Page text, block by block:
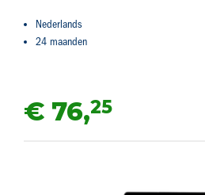
Nederlands
24 maanden
€ 76,25